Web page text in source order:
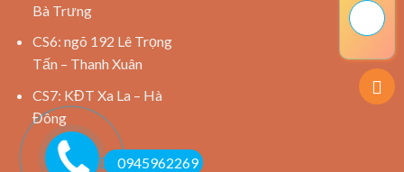
Bà Trưng
CS6: ngõ 192 Lê Trọng
Tấn – Thanh Xuân
CS7: KĐT Xa La – Hà
Đông
0945962269